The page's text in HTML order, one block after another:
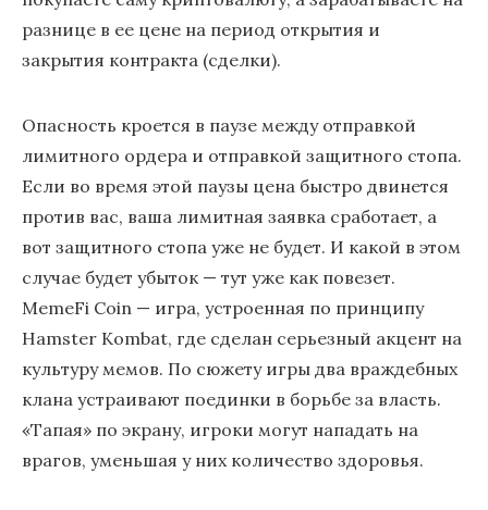
разнице в ее цене на период открытия и
закрытия контракта (сделки).
Опасность кроется в паузе между отправкой
лимитного ордера и отправкой защитного стопа.
Если во время этой паузы цена быстро двинется
против вас, ваша лимитная заявка сработает, а
вот защитного стопа уже не будет. И какой в этом
случае будет убыток — тут уже как повезет.
MemeFi Coin — игра, устроенная по принципу
Hamster Kombat, где сделан серьезный акцент на
культуру мемов. По сюжету игры два враждебных
клана устраивают поединки в борьбе за власть.
«Тапая» по экрану, игроки могут нападать на
врагов, уменьшая у них количество здоровья.